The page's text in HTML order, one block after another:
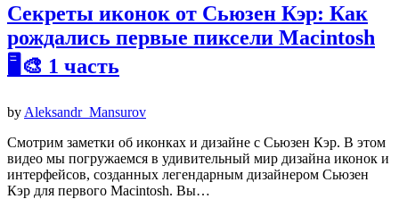
Секреты иконок от Сьюзен Кэр: Как
рождались первые пиксели Macintosh
🖥️🎨 1 часть
by Aleksandr_Mansurov
Смотрим заметки об иконках и дизайне с Сьюзен Кэр. В этом
видео мы погружаемся в удивительный мир дизайна иконок и
интерфейсов, созданных легендарным дизайнером Сьюзен
Кэр для первого Macintosh. Вы…